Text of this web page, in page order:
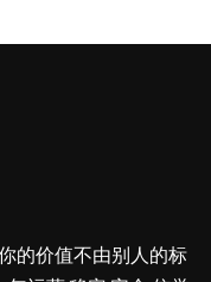
的价值不由别人的标